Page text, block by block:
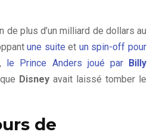
de plus d’un milliard de dollars au
une suite et un spin-off pour
le Prince Anders joué par Billy
Disney avait laissé tomber le
de